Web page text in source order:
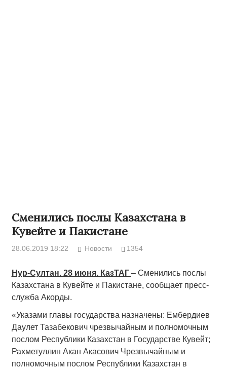
Сменились послы Казахстана в
Кувейте и Пакистане
28.06.2019 18:22 Новости 1354
Нур-Султан. 28 июня. КазТАГ – Сменились послы
Казахстана в Кувейте и Пакистане, сообщает пресс-
служба Акорды.
«Указами главы государства назначены: Ембердиев
Даулет Тазабекович чрезвычайным и полномочным
послом Республики Казахстан в Государстве Кувейт;
Рахметуллин Акан Акасович Чрезвычайным и
полномочным послом Республики Казахстан в